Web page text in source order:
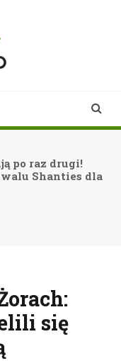
raz drugi!
Shanties dla
się